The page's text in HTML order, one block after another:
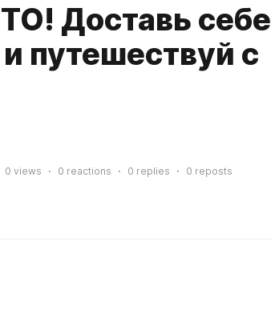
Доставь себе
путешествуй с
0 views 0 reactions 0 replies 0 reposts